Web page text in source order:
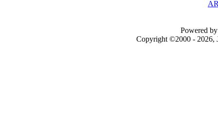
Powered
Copyright ©2000 - 2026,